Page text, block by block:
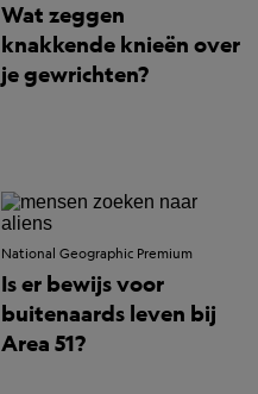
Wat zeggen
knakkende knieën over
je gewrichten?
National Geographic Premium
Is er bewijs voor
buitenaards leven bij
Area 51?